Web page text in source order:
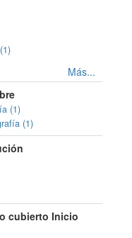
Más...
(1)
(1)
cubierto Inicio